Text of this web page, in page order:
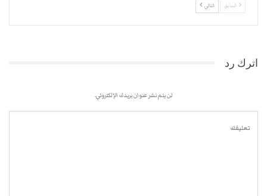
السابق التالي
اترك رد
لن يتم نشر عنوان بريدك الإلكتروني.